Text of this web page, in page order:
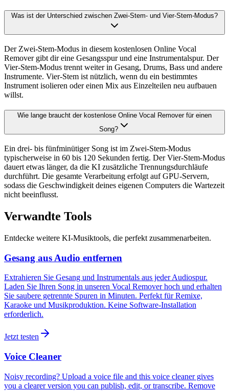
Was ist der Unterschied zwischen Zwei-Stem- und Vier-Stem-Modus?
Der Zwei-Stem-Modus in diesem kostenlosen Online Vocal
Remover gibt dir eine Gesangsspur und eine Instrumentalspur. Der
Vier-Stem-Modus trennt weiter in Gesang, Drums, Bass und andere
Instrumente. Vier-Stem ist nützlich, wenn du ein bestimmtes
Instrument isolieren oder einen Mix aus Einzelteilen neu aufbauen
willst.
Wie lange braucht der kostenlose Online Vocal Remover für einen
Song?
Ein drei- bis fünfminütiger Song ist im Zwei-Stem-Modus
typischerweise in 60 bis 120 Sekunden fertig. Der Vier-Stem-Modus
dauert etwas länger, da die KI zusätzliche Trennungsdurchläufe
durchführt. Die gesamte Verarbeitung erfolgt auf GPU-Servern,
sodass die Geschwindigkeit deines eigenen Computers die Wartezeit
nicht beeinflusst.
Verwandte Tools
Entdecke weitere KI-Musiktools, die perfekt zusammenarbeiten.
Gesang aus Audio entfernen
Extrahieren Sie Gesang und Instrumentals aus jeder Audiospur.
Laden Sie Ihren Song in unseren Vocal Remover hoch und erhalten
Sie saubere getrennte Spuren in Minuten. Perfekt für Remixe,
Karaoke und Musikproduktion. Keine Software-Installation
erforderlich.
Jetzt testen
Voice Cleaner
Noisy recording? Upload a voice file and this voice cleaner gives
you a clearer version you can publish, edit, or transcribe. Remove